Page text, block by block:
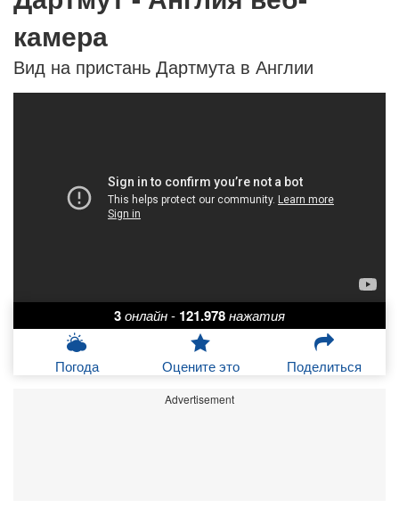
камера
Вид на пристань Дартмута в Англии
3онлайн- 121.978нажатия
Погода Оцените это Поделиться
Advertisement